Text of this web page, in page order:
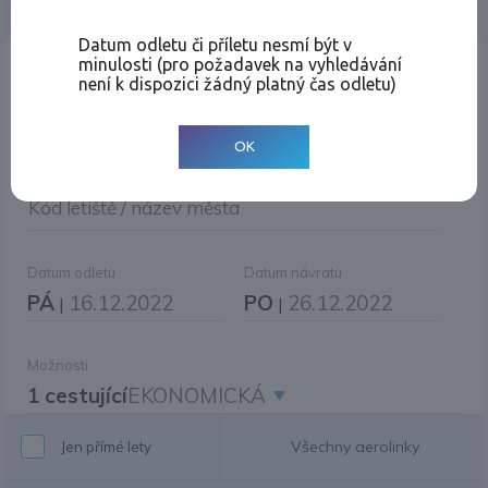
Místo odletu
Kód letiště / název města
Datum odletu
PÁ | 16.12.2022
Datum návratu
PO | 26.12.2022
Možnosti
1 cestujícíEKONOMICKÁ
Jen přímé lety Všechny aerolinky
Datum odletu či příletu nesmí být v
minulosti (pro požadavek na vyhledávání
není k dispozici žádný platný čas odletu)
OK